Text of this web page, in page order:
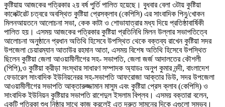
কুষ্টিয়ায় আজকের পত্রিকার ২য় বর্ষ পুর্তি পালিত হয়েছে। বুধবার বেলা ৩টায় কুষ্টিয়া
কালেক্টরেট চত্বরে অবস্থিত কুষ্টিয়া প্রেসক্লাব (কেপিসি) এর সাংবাদিক পিনু/খোকন
মিলনআয়তনে আলোচনা সভা, কেক কাটা ও শোভাযাত্রার মধ্য দিয়ে প্রতিষ্ঠাবার্ষিকী
পালিত হয়। এসময় আজকের পত্রিকার কুষ্টিয়া প্রতিনিধি মিলন উল্লার সভাপতিত্বে
আলোচনা অনুষ্ঠানে প্রধান অতিথি হিসেবে উপস্থিত থেকে বক্তব্য রাখেন কুষ্টিয়া সদর
উপজেলা চেয়ারম্যান আতাউর রহমান আতা, এসময় বিশেষ অতিথি হিসেবে উপস্থিত
ছিলেন কুষ্টিয়া জেলা আওয়ামীলীগের সহ- সভাপতি, জেলা জর্জ আদালতের কৌশলী
(পিপি),ও কুষ্টিয়া ক্রীড়া সংস্থার সাধারণ সম্পাদক অ্যাডঃ অনুপ কুমার নন্দী, বাংলাদেশ
ফেডারেল সাংবাদিক ইউনিয়নেরর সহ-সভাপতি আফরোজা আক্তার ডিউ, সদর উপজেলা
আওয়ামীলীগের সভাপতি আক্তারুজ্জামান মাসুম এবং কুষ্টিয়া প্রেস ক্লাব (কেপিসি) ও
সাংবাদিক ইউনিয়ন কুষ্টিয়ার সভাপতি রাশেদুল ইসলাম বিপ্লব। এসময় বক্তারা বলেন,
একটি পত্রিকা শুধু নিষ্ঠার সাথে কাজ করলেই এত দ্রুত সামনের দিকে এগুলো সম্ভব।